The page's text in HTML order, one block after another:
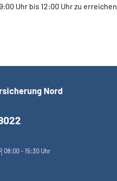
Uhr bis 12:00 Uhr zu erreichen.
Nord
08:00 - 15:30 Uhr